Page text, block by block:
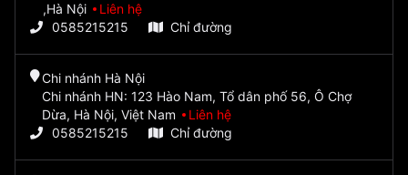
,Hà Nội
Liên hệ
0585215215
Chỉ đường
Chi nhánh Hà Nội
Chi nhánh HN: 123 Hào Nam, Tổ dân phố 56, Ô Chợ
Dừa, Hà Nội, Việt Nam
Liên hệ
0585215215
Chỉ đường